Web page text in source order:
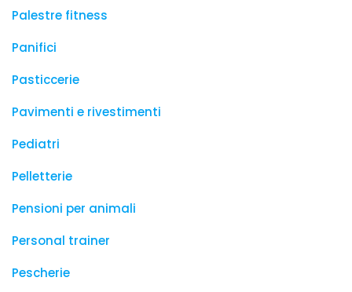
Palestre fitness
Panifici
Pasticcerie
Pavimenti e rivestimenti
Pediatri
Pelletterie
Pensioni per animali
Personal trainer
Pescherie